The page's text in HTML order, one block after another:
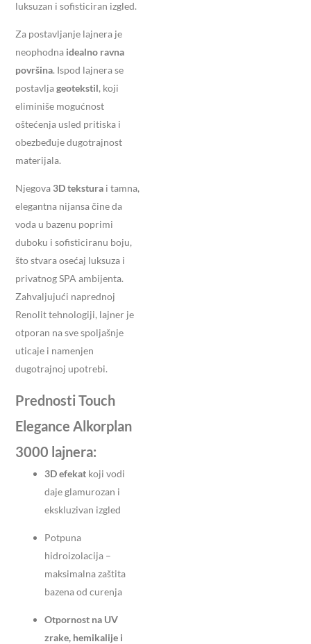
luksuzan i sofisticiran izgled.
Za postavljanje lajnera je
neophodna idealno ravna
površina. Ispod lajnera se
postavljageotekstil, koji
eliminiše mogućnost
oštećenja usled pritiska i
obezbeđuje dugotrajnost
materijala.
Njegova 3D tekstura i tamna,
elegantna nijansa čine da
voda u bazenu poprimi
duboku i sofisticiranu boju,
što stvara osećaj luksuza i
privatnog SPA ambijenta.
Zahvaljujući naprednoj
Renolit tehnologiji, lajner je
otporan na sve spoljašnje
uticaje i namenjen
dugotrajnoj upotrebi.
Prednosti Touch
Elegance Alkorplan
3000 lajnera:
3D efekat koji vodi
daje glamurozan i
ekskluzivan izgled
Potpuna
hidroizolacija –
maksimalna zaštita
bazena od curenja
Otpornost na UV
zrake, hemikalije i